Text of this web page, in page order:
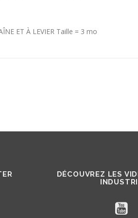
ET À LEVIER Taille = 3 mo
DÉCOUVREZ LES